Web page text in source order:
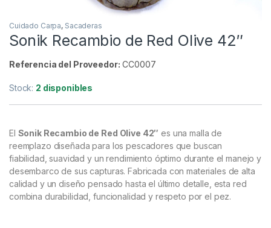
Cuidado Carpa ,Sacaderas
Sonik Recambio de Red Olive 42″